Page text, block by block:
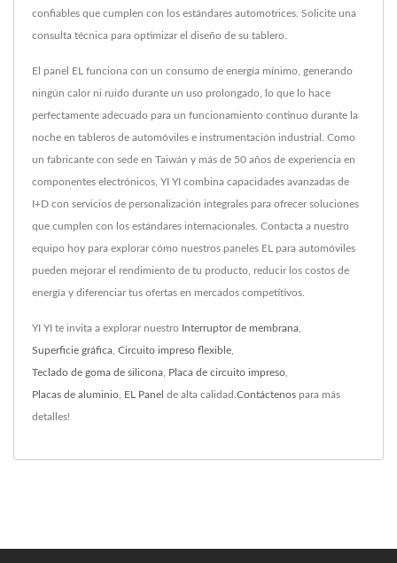
confiables que cumplen con los estándares automotrices. Solicite una
consulta técnica para optimizar el diseño de su tablero.
El panel EL funciona con un consumo de energía mínimo, generando
ningún calor ni ruido durante un uso prolongado, lo que lo hace
perfectamente adecuado para un funcionamiento continuo durante la
noche en tableros de automóviles e instrumentación industrial. Como
un fabricante con sede en Taiwán y más de 50 años de experiencia en
componentes electrónicos, YI YI combina capacidades avanzadas de
I+D con servicios de personalización integrales para ofrecer soluciones
que cumplen con los estándares internacionales. Contacta a nuestro
equipo hoy para explorar cómo nuestros paneles EL para automóviles
pueden mejorar el rendimiento de tu producto, reducir los costos de
energía y diferenciar tus ofertas en mercados competitivos.
YI YI te invita a explorar nuestro Interruptor de membrana
Superficie gráfica Circuito impreso flexible
Teclado de goma de silicona Placa de circuito impreso
Placas de aluminio EL Panel de alta calidad. Contáctenos para más
detalles!